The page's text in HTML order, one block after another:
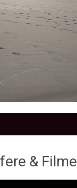
& Filme